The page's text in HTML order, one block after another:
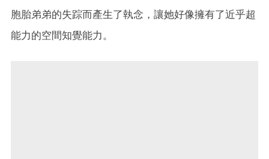
胞胎弟弟的失踪而產生了執念，讓她好像擁有了近乎超
能力的空間知覺能力。